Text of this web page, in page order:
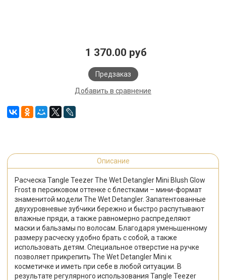
1 370.00 руб
Предзаказ
Добавить в сравнение
Описание
Расческа Tangle Teezer The Wet Detangler Mini Blush Glow
Frost в персиковом оттенке с блестками – мини-формат
знаменитой модели The Wet Detangler. Запатентованные
двухуровневые зубчики бережно и быстро распутывают
влажные пряди, а также равномерно распределяют
маски и бальзамы по волосам. Благодаря уменьшенному
размеру расческу удобно брать с собой, а также
использовать детям. Специальное отверстие на ручке
позволяет прикрепить The Wet Detangler Mini к
косметичке и иметь при себе в любой ситуации. В
результате регулярного использования Tangle Teezer